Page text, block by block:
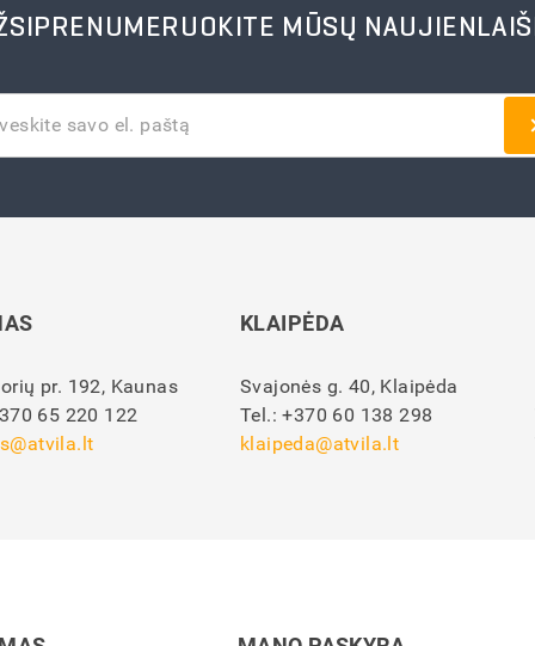
MŪSŲ
pr. 192, Kaunas
65 220 122
KLAIPĖDA
Svajonės g. 40, Klaipėda
Tel.:+370 60 138 298
klaipeda@atvila.lt